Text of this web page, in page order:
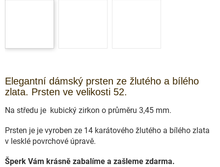
Elegantní dámský prsten ze žlutého a bílého
zlata. Prsten ve velikosti 52.
Na středu je kubický zirkon o průměru 3,45 mm.
Prsten je je vyroben ze 14 karátového žlutého a bílého zlata
v lesklé povrchové úpravě.
Šperk Vám krásně zabalíme a zašleme zdarma.